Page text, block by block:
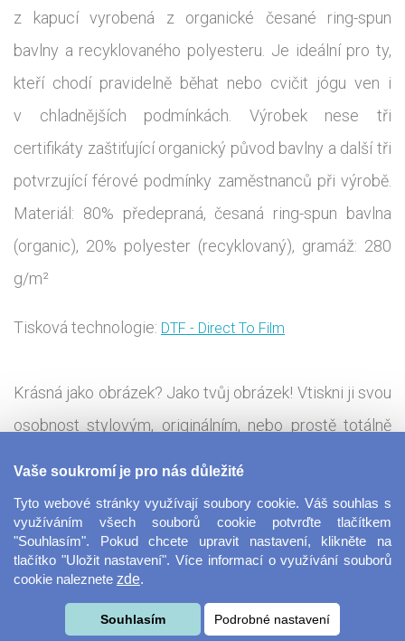
z kapucí vyrobená z organické česané ring-spun
bavlny a recyklovaného polyesteru. Je ideální pro ty,
kteří chodí pravidelně běhat nebo cvičit jógu ven i
v chladnějších podmínkách. Výrobek nese tři
certifikáty zaštiťující organický původ bavlny a další tři
potvrzující férové podmínky zaměstnanců při výrobě.
Materiál: 80% předepraná, česaná ring-spun bavlna
(organic), 20% polyester (recyklovaný), gramáž: 280
g/m²
Tisková technologie: DTF - Direct To Film
Krásná jako obrázek? Jako tvůj obrázek! Vtiskni ji svou
osobnost stylovým, originálním, nebo prostě totálně
motiv. Pořizuješ si ji na sport? Tak co logo tvého klubu
nebo heslo, které tě vždycky žene vpřed? Stejně tak ji
ale využiješ i jako dárek pro něho i pro ni a můžeš na ni
vytisknout přání k narozeninám, nebo rovnou celou
Vaše soukromí je pro nás důležité
Tyto webové stránky využívají soubory cookie. Váš souhlas s
využíváním všech souborů cookie potvrďte tlačítkem
"Souhlasím". Pokud chcete upravit nastavení, klikněte na
tlačítko "Uložit nastavení". Více informací o využívání souborů
cookie naleznete zde.
Souhlasím Podrobné nastavení